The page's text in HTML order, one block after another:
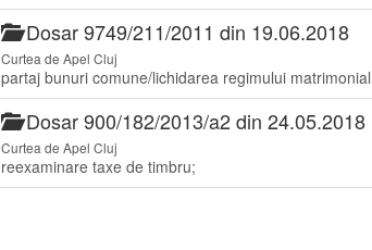
Dosar 9749/211/2011 din 19.06.2018
Curtea de Apel Cluj
partaj bunuri comune/lichidarea regimului
Dosar 900/182/2013/a2 din 24.05.2018
Curtea de Apel Cluj
reexaminare taxe de timbru;